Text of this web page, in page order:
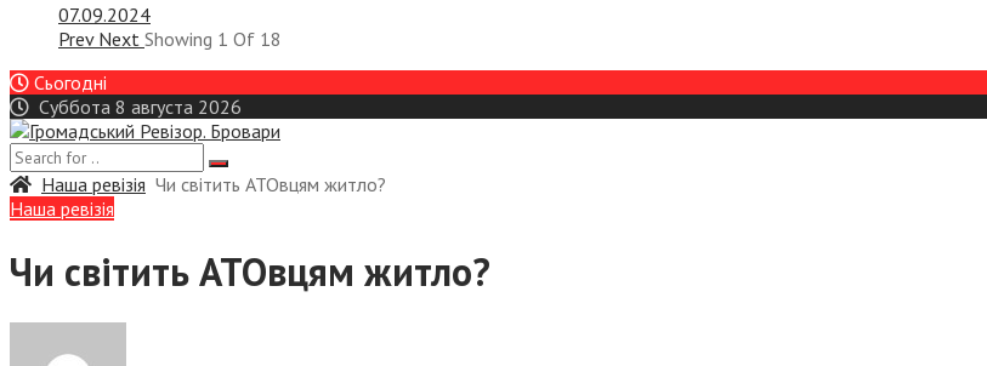
07.09.2024
Prev Next Showing 1 Of 18
Сьогодні
Суббота 8 августа 2026
Наша ревізія Чи світить АТОвцям житло?
Наша ревізія
Чи світить АТОвцям житло?